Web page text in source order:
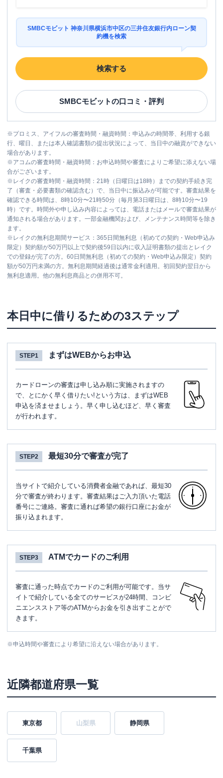
SMBCモビット 神奈川県横浜市中区の三井住友銀行内ローン契
約機を検索
検索する
SMBCモビットの口コミ・評判
※プロミス、アイフルの審査時間・融資時間：申込みの時間帯、利用する銀
行、曜日、または本人確認書類の提出状況によって、当日中の融資ができない
場合があります。
※アコムの審査時間・融資時間：お申込時間や審査によりご希望に添えない場
合がございます。
※ レイクの審査時間・融資時間：21時（日曜日は18時）までの契約手続き完
了（審査・必要書類の確認含む）で、当日中に振込みが可能です。審査結果を
確認できる時間は、8時10分〜21時50分（毎月第3日曜日は、8時10分〜19
時）です。時間外や申し込み内容によっては、電話またはメールで審査結果が
通知される場合があります。一部金融機関および、メンテナンス時間等を除き
ます。
※ レイクの無利息期間サービス：365日間無利息（初めての契約・Web申込み
限定）契約額が50万円以上で契約後59日以内に収入証明書類の提出とレイク
での登録が完了の方。60日間無利息（初めての契約・Web申込み限定）契約
額が50万円未満の方。無利息期間経過後は通常金利適用。初回契約翌日から
無利息適用。他の無利息商品との併用不可。
本日中に借りるための3ステップ
STEP1 まずはWEBからお申込
カードローンの審査は申し込み順に実施されますの
で、とにかく早く借りたい!という方は、まずはWEB
申込を済ませましょう。早く申し込むほど、早く審査
が行われます。
STEP2 最短30分で審査が完了
当サイトで紹介している消費者金融であれば、最短30
分で審査が終わります。審査結果はご入力頂いた電話
番号にご連絡。審査に通れば希望の銀行口座にお金が
振り込まれます。
STEP3 ATMでカードのご利用
審査に通った時点でカードのご利用が可能です。当サ
イトで紹介している全てのサービスが24時間、コンビ
ニエンスストア等のATMからお金を引き出すことがで
きます。
※申込時間や審査により希望に沿えない場合があります。
近隣都道府県一覧
東京都 山梨県 静岡県
千葉県